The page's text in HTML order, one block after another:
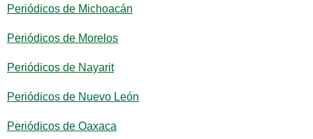
Periódicos de Michoacán
Periódicos de Morelos
Periódicos de Nayarit
Periódicos de Nuevo León
Periódicos de Oaxaca